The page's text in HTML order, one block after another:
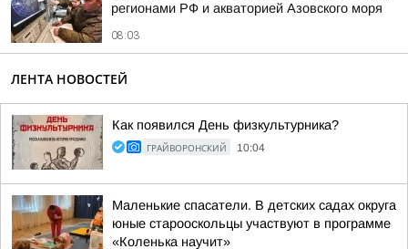
регионами РФ и акваторией Азовского моря
08:03
ЛЕНТА НОВОСТЕЙ
Как появился День физкультурника?
ГРАЙВОРОНСКИЙ 10:04
Маленькие спасатели. В детских садах округа
юные старооскольцы участвуют в программе
«Коленька научит»